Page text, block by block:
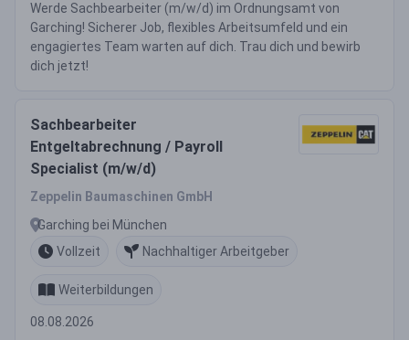
Werde Sachbearbeiter (m/w/d) im Ordnungsamt von
Garching! Sicherer Job, flexibles Arbeitsumfeld und ein
engagiertes Team warten auf dich. Trau dich und bewirb
dich jetzt!
Sachbearbeiter
Entgeltabrechnung / Payroll
Specialist (m/w/d)
Zeppelin Baumaschinen GmbH
Garching bei München
Vollzeit
Nachhaltiger Arbeitgeber
Weiterbildungen
08.08.2026